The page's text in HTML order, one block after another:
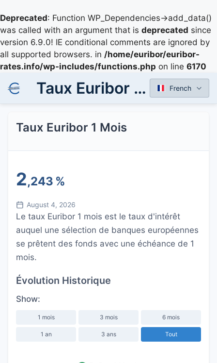
Deprecated: Function WP_Dependencies->add_data()
was called with an argument that is deprecated since
version 6.9.0! IE conditional comments are ignored by
all supported browsers. in /home/euribor/euribor-
rates.info/wp-includes/functions.php on line 6170
Taux Euribor 1 Mois French
Taux Euribor 1 Mois
2,243 %
August 4, 2026
Le taux Euribor 1 mois est le taux d'intérêt
auquel une sélection de banques européennes
se prêtent des fonds avec une échéance de 1
mois.
Évolution Historique
Show:
1 mois 3 mois 6 mois
1 an 3 ans Tout